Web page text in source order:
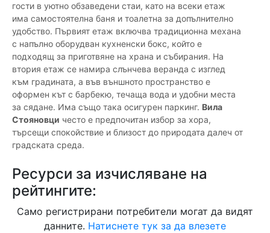
гости в уютно обзаведени стаи, като на всеки етаж
има самостоятелна баня и тоалетна за допълнително
удобство. Първият етаж включва традиционна механа
с напълно оборудван кухненски бокс, който е
подходящ за приготвяне на храна и събирания. На
втория етаж се намира слънчева веранда с изглед
към градината, а във външното пространство е
оформен кът с барбекю, течаща вода и удобни места
за сядане. Има също така осигурен паркинг. Вила
Стояновци често е предпочитан избор за хора,
търсещи спокойствие и близост до природата далеч от
градската среда.
Ресурси за изчисляване на
рейтингите:
Само регистрирани потребители могат да видят
данните. Натиснете тук за да влезете